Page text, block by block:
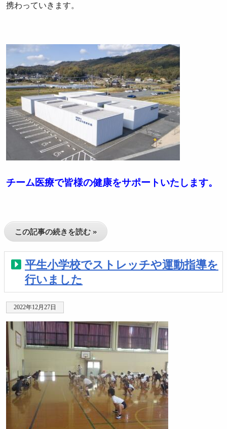
携わっていきます。
チーム医療で皆様の健康をサポートいたします。
この記事の続きを読む »
平生小学校でストレッチや運動指導を
行いました
2022年12月27日